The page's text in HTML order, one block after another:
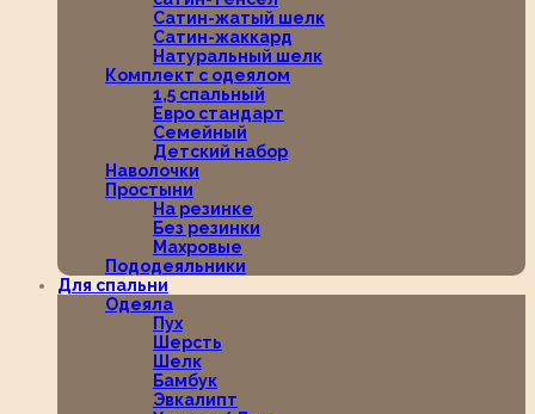
Сатин-жатый шелк
Сатин-жаккард
Натуральный шелк
Комплект с одеялом
1,5 спальный
Евро стандарт
Семейный
Детский набор
Наволочки
Простыни
На резинке
Без резинки
Махровые
Пододеяльники
Для спальни
Одеяла
Пух
Шерсть
Шелк
Бамбук
Эвкалипт